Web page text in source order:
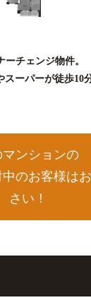
チェンジ物件。
ーパーが徒歩10
マンションの
のお客様は
さい！